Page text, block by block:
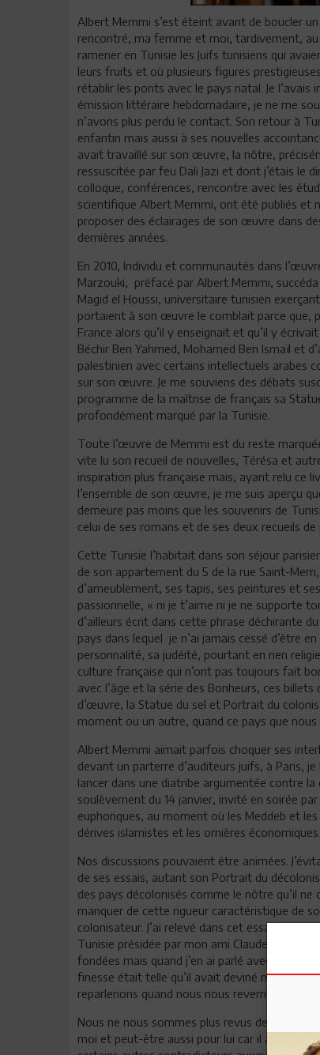
Albert Memmi s’est éteint avant de boucler
rencontré, ma femme et moi, tardivement,
ramener en Tunisie les Juifs tunisiens qui
leurs fruits et où plusieurs figures
rétablir les ponts avec le pays natal. Je
émission littéraire hebdomadaire, je ne me
n’avons plus perdu le contact. Son retour à
enfantin mais aussi à ses nouvelles
avait travaillé sur son œuvre, la nôtre,
ressuscitée par feu Dali Jazi et dont j’étais
colloque, conférences, rencontre avec les
scientifique Albert Memmi, ont été publiés et
proposer des éclairages de son œuvre dans
dernières années.
En 2010, Individu et communautés dans
Marzouki, préfacé par Albert Memmi,
Magid el Houssi, universitaire tunisien
portaient à son œuvre le comblait parce que,
France alors qu’il y enseignait et qu’il y
Béchir Ben Yahmed, Mohamed Ben Ismaïl et
palestinien avec certains intellectuels arabes
sur son œuvre. Je me souviens des débats
programme de la maîtrise de français sa
profondément marqué par la Tunisie.
Toute l’œuvre de Memmi est du reste
vite lu son recueil de nouvelles, Térésa et
inspiration plus française mais, ayant relu ce
l’ensemble de son œuvre, je me suis aperçu
demeure pas moins que les souvenirs de
celui de ses romans et de ses deux recueils
Cette Tunisie l’habitait dans son séjour
de son appartement du 5 de la rue Saint-
d’ameublement, ses tapis, ses peintures et
passionnelle, « ni je t’aime ni je ne supporte
d’ailleurs écrit dans cette phrase déchirante
pays dans lequel je n’ai jamais cessé d’être
personnalité, sa judéité, pourtant en rien
culture française qui n’ont pas toujours fait
avec l’âge et la série des Bonheurs, ces billets
d’œuvre, la Statue du sel et Portrait du
moment ou un autre, quand ce pays que
Albert Memmi aimait parfois choquer ses
devant un parterre d’auditeurs juifs, à Paris,
lancer dans une diatribe argumentée contre
soulèvement du 14 janvier, invité en soirée
euphoriques, au moment où les Meddeb et
dérives islamistes et les ornières
Nos discussions pouvaient être animées.
de ses essais, autant son Portrait du
des pays décolonisés comme le nôtre qu’il
manquer de cette rigueur caractéristique de
colonisateur. J’ai relevé dans cet essai
Tunisie présidée par mon ami Claude Nataf,
fondées mais quand j’en ai parlé avec lui,
finesse était telle qu’il avait deviné mes
reparlerions quand nous nous reverrions.
Nous ne nous sommes plus revus depuis,
moi et peut-être aussi pour lui car il aimait